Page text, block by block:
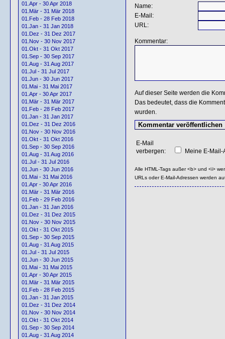
01.Apr - 30 Apr 2018
01.Mär - 31 Mär 2018
01.Feb - 28 Feb 2018
01.Jan - 31 Jan 2018
01.Dez - 31 Dez 2017
01.Nov - 30 Nov 2017
01.Okt - 31 Okt 2017
01.Sep - 30 Sep 2017
01.Aug - 31 Aug 2017
01.Jul - 31 Jul 2017
01.Jun - 30 Jun 2017
01.Mai - 31 Mai 2017
01.Apr - 30 Apr 2017
01.Mär - 31 Mär 2017
01.Feb - 28 Feb 2017
01.Jan - 31 Jan 2017
01.Dez - 31 Dez 2016
01.Nov - 30 Nov 2016
01.Okt - 31 Okt 2016
01.Sep - 30 Sep 2016
01.Aug - 31 Aug 2016
01.Jul - 31 Jul 2016
01.Jun - 30 Jun 2016
01.Mai - 31 Mai 2016
01.Apr - 30 Apr 2016
01.Mär - 31 Mär 2016
01.Feb - 29 Feb 2016
01.Jan - 31 Jan 2016
01.Dez - 31 Dez 2015
01.Nov - 30 Nov 2015
01.Okt - 31 Okt 2015
01.Sep - 30 Sep 2015
01.Aug - 31 Aug 2015
01.Jul - 31 Jul 2015
01.Jun - 30 Jun 2015
01.Mai - 31 Mai 2015
01.Apr - 30 Apr 2015
01.Mär - 31 Mär 2015
01.Feb - 28 Feb 2015
01.Jan - 31 Jan 2015
01.Dez - 31 Dez 2014
01.Nov - 30 Nov 2014
01.Okt - 31 Okt 2014
01.Sep - 30 Sep 2014
01.Aug - 31 Aug 2014
Name:
E-Mail:
URL:
Kommentar:
Auf dieser Seite werden die
Das bedeutet, dass die
wurden.
E-Mail
verbergen:
Meine E-
Alle HTML-Tags außer <b> und <i>
URLs oder E-Mail-Adressen werden